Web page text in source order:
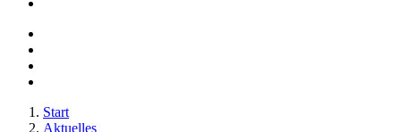
Start
Aktuelles